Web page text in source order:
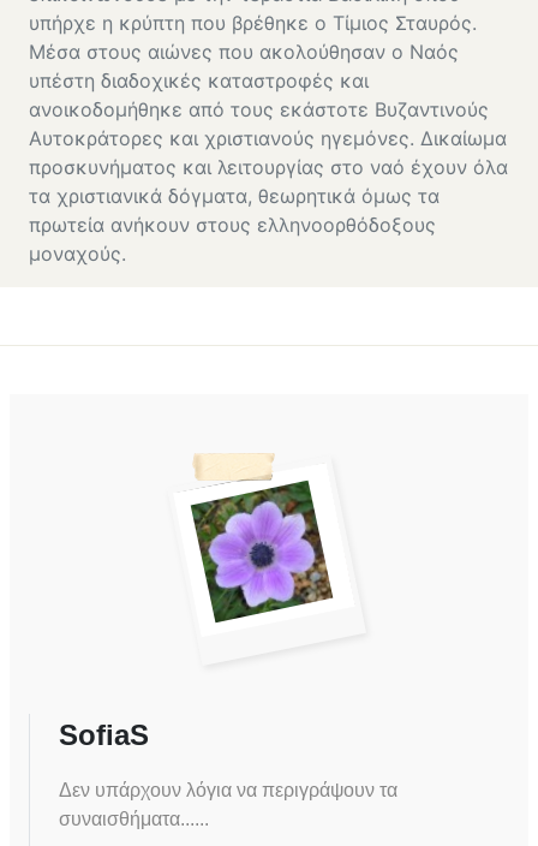
υπήρχε η κρύπτη που βρέθηκε ο Τίμιος Σταυρός.
Μέσα στους αιώνες που ακολούθησαν ο Ναός
υπέστη διαδοχικές καταστροφές και
ανοικοδομήθηκε από τους εκάστοτε Βυζαντινούς
Αυτοκράτορες και χριστιανούς ηγεμόνες. Δικαίωμα
προσκυνήματος και λειτουργίας στο ναό έχουν όλα
τα χριστιανικά δόγματα, θεωρητικά όμως τα
πρωτεία ανήκουν στους ελληνοορθόδοξους
μοναχούς.
SofiaS
Δεν υπάρχουν λόγια να περιγράψουν τα
συναισθήματα......